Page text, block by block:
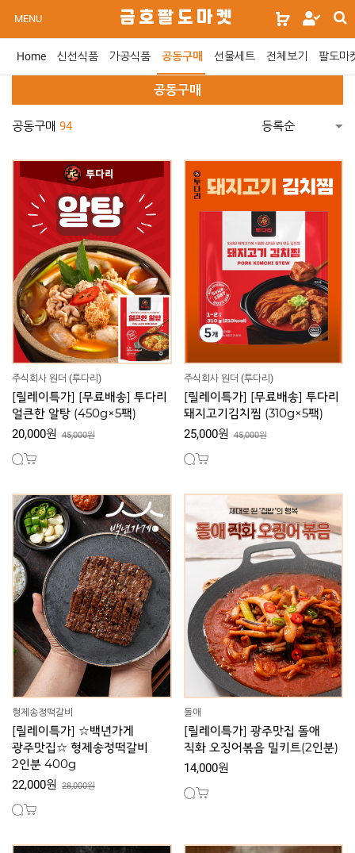
MENU 금호팔도마켓
로
인
구
Home 신선식품 가공식품 공동구매 선물세트 전체보기 팔도마
공동구매
공동구매 94
주식회사 원더 (투다리)
[릴레이특가] [무료배송] 투다리
얼큰한 알탕 (450g×5팩)
20,000원 45,000원
주식회사 원더 (투다리)
[릴레이특가] [무료배송] 투다리
돼지고기김치찜 (310g×5팩)
25,000원 45,000원
형제송정떡갈비
[릴레이특가] ☆백년가게
광주맛집☆ 형제송정떡갈비
2인분 400g
22,000원 28,000원
돌애
[릴레이특가] 광주맛집 돌애
직화 오징어볶음 밀키트(2인분)
14,000원